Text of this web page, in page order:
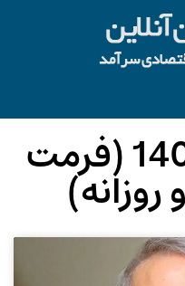
شهریور 11, 1404 (فرمت
روزانه)